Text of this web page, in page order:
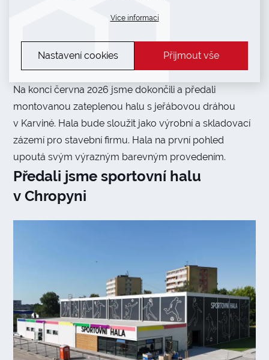
Více informací
Nastavení cookies Přijmout vše
Na konci června 2026 jsme dokončili a předali
montovanou zateplenou halu s jeřábovou dráhou
v Karviné. Hala bude sloužit jako výrobní a skladovací
zázemí pro stavební firmu. Hala na první pohled
upoutá svým výrazným barevným provedením.
Předali jsme sportovní halu
v Chropyni